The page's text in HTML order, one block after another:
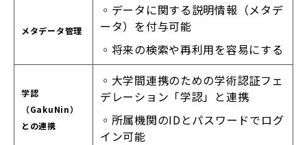
メタデータ管理
◦データに関する説明情報（メタデ
ータ）を付与可能
◦将来の検索や再利用を容易にする
学認
（GakuNin）
との連携
◦大学間連携のための学術認証フェ
デレーション「学認」と連携
◦所属機関のIDとパスワードでログ
イン可能